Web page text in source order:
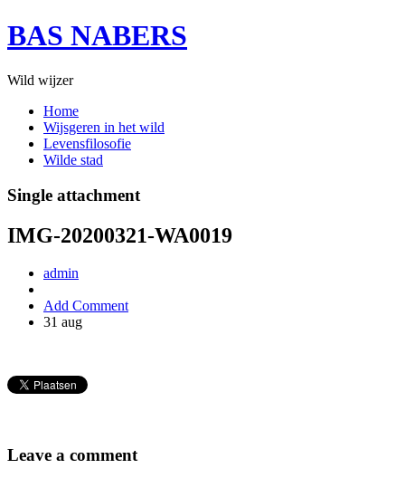
BAS NABERS
Wild wijzer
Home
Wijsgeren in het wild
Levensfilosofie
Wilde stad
Single attachment
IMG-20200321-WA0019
admin
Add Comment
31 aug
Leave a comment